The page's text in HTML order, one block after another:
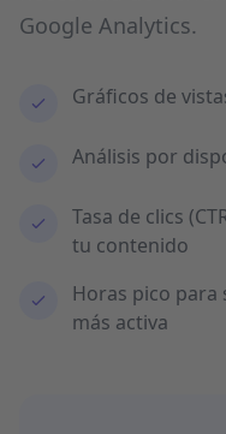
Google Analytics.
Gráficos de
Análisis por
Tasa de clics
tu contenido
Horas pico para
más activa